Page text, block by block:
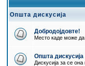
Општа дискусија
Добродојдовте!
Место каде може да
Општа дискусија
Дискусија за се